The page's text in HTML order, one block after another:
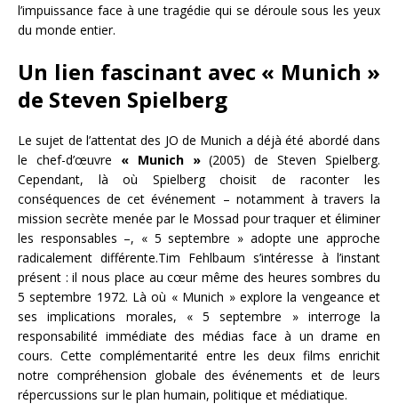
l’impuissance face à une tragédie qui se déroule sous les yeux
du monde entier.
Un lien fascinant avec « Munich »
de Steven Spielberg
Le sujet de l’attentat des JO de Munich a déjà été abordé dans
le chef-d’œuvre « Munich »(2005) de Steven Spielberg.
Cependant, là où Spielberg choisit de raconter les
conséquences de cet événement – notamment à travers la
mission secrète menée par le Mossad pour traquer et éliminer
les responsables –, « 5 septembre » adopte une approche
radicalement différente.Tim Fehlbaum s’intéresse à l’instant
présent : il nous place au cœur même des heures sombres du
5 septembre 1972. Là où « Munich » explore la vengeance et
ses implications morales, « 5 septembre » interroge la
responsabilité immédiate des médias face à un drame en
cours. Cette complémentarité entre les deux films enrichit
notre compréhension globale des événements et de leurs
répercussions sur le plan humain, politique et médiatique.